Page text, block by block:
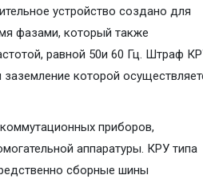
устройство создано для
фазами, который также
равной 50и 60 Гц. Штраф
которой
приборов,
аппаратуры. КРУ типа
сборные шины